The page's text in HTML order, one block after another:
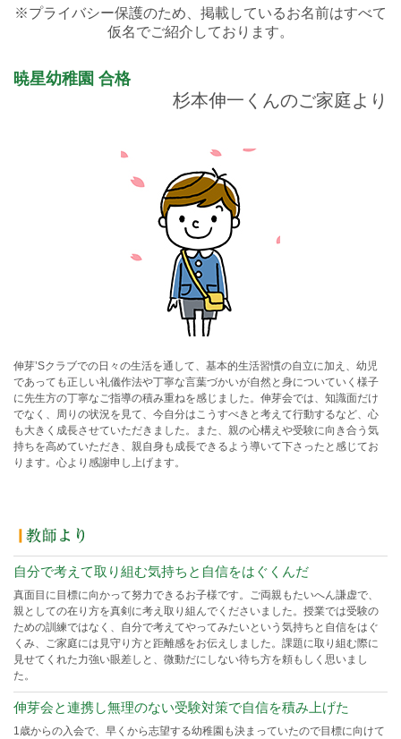
※プライバシー保護のため、掲載しているお名前はすべて
仮名でご紹介しております。
暁星幼稚園 合格
杉本伸一くんのご家庭より
伸芽’Sクラブでの日々の生活を通して、基本的生活習慣の自立に加え、幼児
であっても正しい礼儀作法や丁寧な言葉づかいが自然と身についていく様子
に先生方の丁寧なご指導の積み重ねを感じました。伸芽会では、知識面だけ
でなく、周りの状況を見て、今自分はこうすべきと考えて行動するなど、心
も大きく成長させていただきました。また、親の心構えや受験に向き合う気
持ちを高めていただき、親自身も成長できるよう導いて下さったと感じてお
ります。心より感謝申し上げます。
自分で考えて取り組む気持ちと自信をはぐくんだ
真面目に目標に向かって努力できるお子様です。ご両親もたいへん謙虚で、
親としての在り方を真剣に考え取り組んでくださいました。授業では受験の
ための訓練ではなく、自分で考えてやってみたいという気持ちと自信をはぐ
くみ、ご家庭には見守り方と距離感をお伝えしました。課題に取り組む際に
見せてくれた力強い眼差しと、微動だにしない待ち方を頼もしく思いまし
た。
伸芽会と連携し無理のない受験対策で自信を積み上げた
1歳からの入会で、早くから志望する幼稚園も決まっていたので目標に向けて